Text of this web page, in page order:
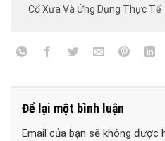
Cổ Xưa Và Ứng Dụng Thực Tế
Để lại một bình luận
Email của bạn sẽ không được